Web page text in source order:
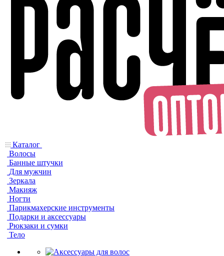
Каталог
Волосы
Банные штучки
Для мужчин
Зеркала
Макияж
Ногти
Парикмахерские инструменты
Подарки и аксессуары
Рюкзаки и сумки
Тело